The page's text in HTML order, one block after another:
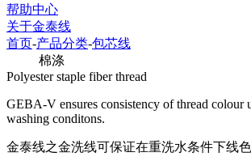
帮助中心
关于金泰线
首页-产品分类-包芯线
棉涤
Polyester staple fiber thread
GEBA-V ensures consistency of thread colour
washing conditons.
金泰线之金洗线可保证在重洗水条件下线色